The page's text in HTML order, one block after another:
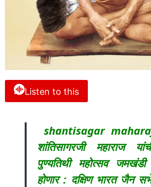
Listen to this
shantisagar
शांतिसागरजी महाराज
पुण्यतिथी महोत्सव
होणार : दक्षिण भारत जैन